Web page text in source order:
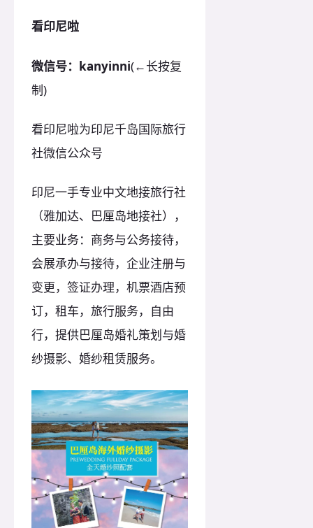
看印尼啦
微信号：kanyinni(←长按复
制)
看印尼啦为印尼千岛国际旅行
社微信公众号
印尼一手专业中文地接旅行社
（雅加达、巴厘岛地接社），
主要业务：商务与公务接待，
会展承办与接待，企业注册与
变更，签证办理，机票酒店预
订，租车，旅行服务，自由
行，提供巴厘岛婚礼策划与婚
纱摄影、婚纱租赁服务。